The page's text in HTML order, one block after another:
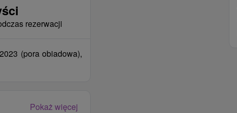
rezerwacji
(pora obiadowa),
Pokaż więcej